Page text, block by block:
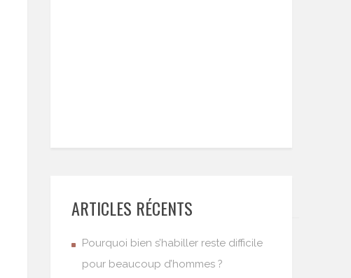
ARTICLES RÉCENTS
Pourquoi bien s’habiller reste difficile
pour beaucoup d’hommes ?